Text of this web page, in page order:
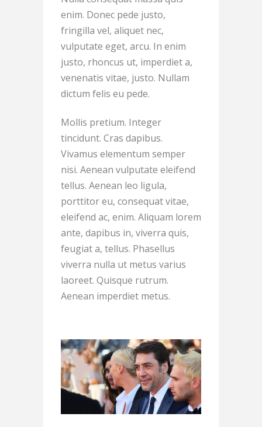
enim. Donec pede justo,
fringilla vel, aliquet nec,
vulputate eget, arcu. In enim
justo, rhoncus ut, imperdiet a,
venenatis vitae, justo. Nullam
dictum felis eu pede.
Mollis pretium. Integer
tincidunt. Cras dapibus.
Vivamus elementum semper
nisi. Aenean vulputate eleifend
tellus. Aenean leo ligula,
porttitor eu, consequat vitae,
eleifend ac, enim. Aliquam lorem
ante, dapibus in, viverra quis,
feugiat a, tellus. Phasellus
viverra nulla ut metus varius
laoreet. Quisque rutrum.
Aenean imperdiet metus.